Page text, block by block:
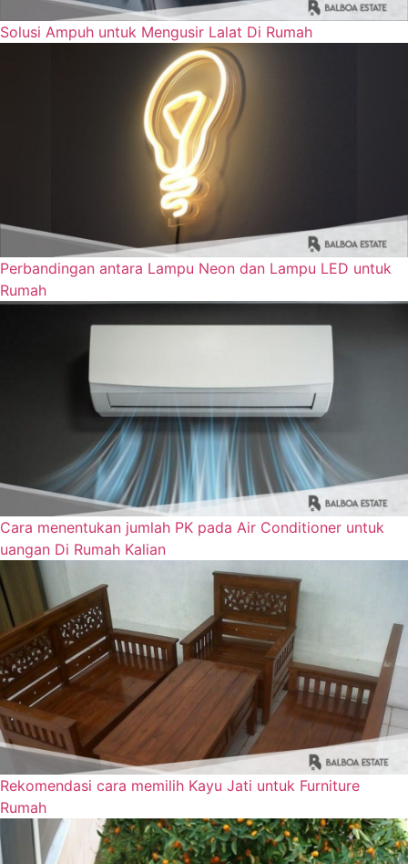
Solusi Ampuh untuk Mengusir Lalat Di Rumah
Perbandingan antara Lampu Neon dan Lampu LED untuk
Rumah
Cara menentukan jumlah PK pada Air Conditioner untuk
uangan Di Rumah Kalian
Rekomendasi cara memilih Kayu Jati untuk Furniture
Rumah
Nama Lengkap